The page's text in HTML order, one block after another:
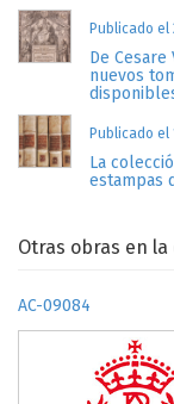
Publicado el
De
nuevos
Publicado el
La
estampas
Otras obras en la
AC-09084